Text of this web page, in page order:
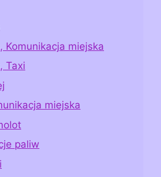
Komunikacja miejska
Taxi
miejska
paliw